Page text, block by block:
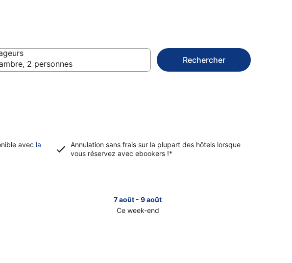
2 personnes
Rechercher
avec la
Annulation sans frais sur la plupart des hôtels lorsque
vous réservez avec ebookers !*
7 août - 9 août
Ce week-end